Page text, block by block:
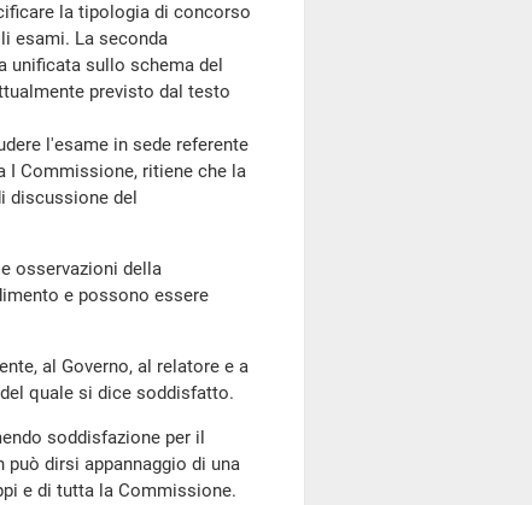
la tipologia di concorso
esami. La seconda
unificata sullo schema del
previsto dal testo
l'esame in sede referente
I Commissione, ritiene che la
discussione del
osservazioni della
e possono essere
al Governo, al relatore e a
quale si dice soddisfatto.
soddisfazione per il
dirsi appannaggio di una
e di tutta la Commissione.